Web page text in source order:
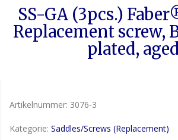
SS-GA (3pcs.)
Replacement screw,
plated, aged
Artikelnummer: 3076-3
Kategorie: Saddles/Screws (Replacement)